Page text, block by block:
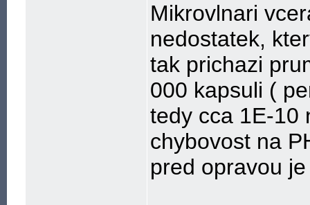
Mikrovlnari
nedostatek,
tak prichazi
000 kapsuli (
tedy cca 1E-10
chybovost na
pred opravou